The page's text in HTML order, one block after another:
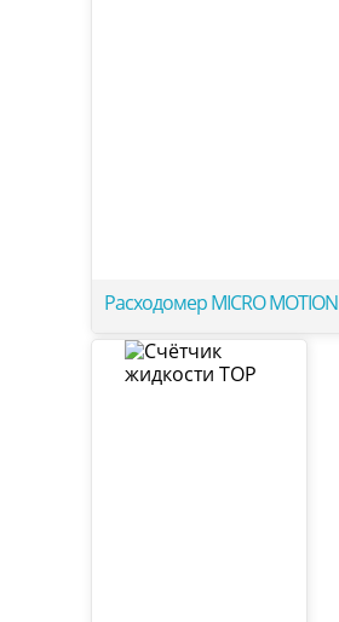
Расходомер MICRO MOTION